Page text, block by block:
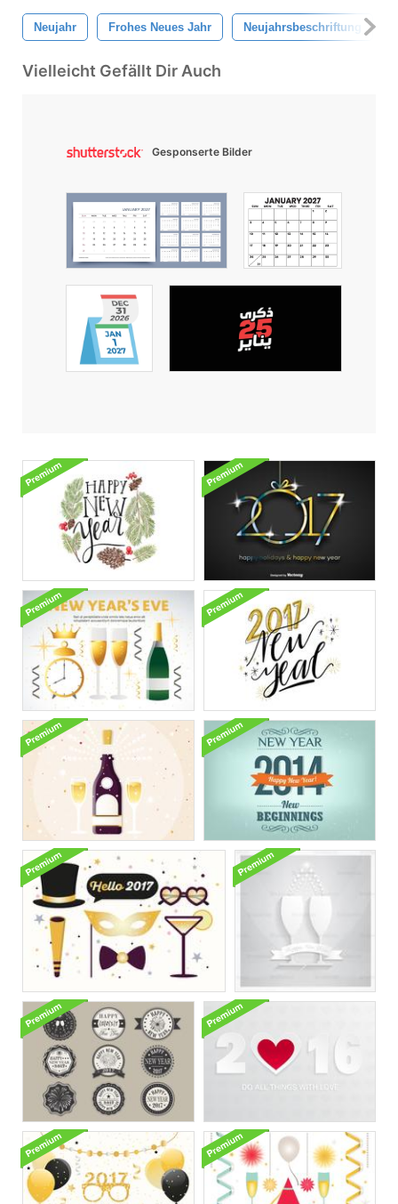
Neujahr Frohes Neues Jahr Neujahrsbeschriftung
Vielleicht Gefällt Dir Auch
Gesponserte Bilder